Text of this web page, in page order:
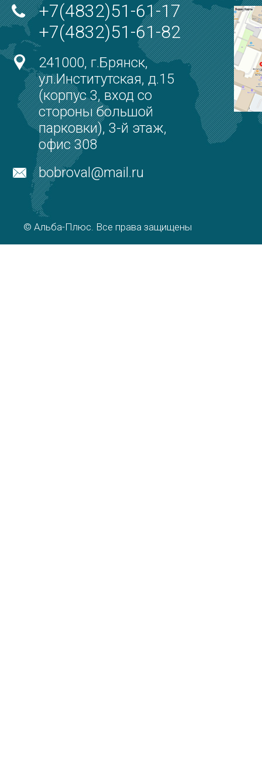
+7(4832)51-61-17
+7(4832)51-61-82
241000, г.Брянск,
ул.Институтская, д.15
(корпус 3, вход со
стороны большой
парковки), 3-й этаж,
офис 308
bobroval@mail.ru
© Альба-Плюс. Все права защищены